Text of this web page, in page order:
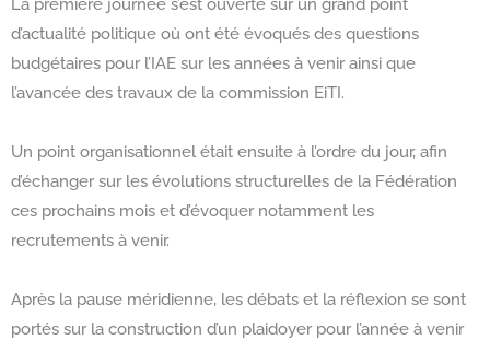
d’actualité politique où ont été évoqués des questions
budgétaires pour l’IAE sur les années à venir ainsi que
l’avancée des travaux de la commission EiTI.
Un point organisationnel était ensuite à l’ordre du jour, afin
d’échanger sur les évolutions structurelles de la Fédération
ces prochains mois et d’évoquer notamment les
recrutements à venir.
Après la pause méridienne, les débats et la réflexion se sont
portés sur la construction d’un plaidoyer pour l’année à venir